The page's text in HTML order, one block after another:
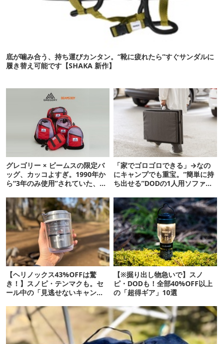
底が噛み合う、持ち運びカンタン。“靴に疲れたら”すぐサンダルに
履き替え可能です【SHAKA 新作】
グレゴリー × ビームスの限定バ
ッグ、カッコよすぎ。1990年か
ら“3年のみ使用”されていた、紫
「家でゴロゴロできる」→なの
にキャンプでも重宝。“簡単に持
ち出せる”DODの1人用ソファが
【ヘリノックス43%OFFは驚
き！】スノピ・テンマクも。セ
ール中の「見逃せないキャンプ
【※掘り出し物急いで】スノ
ピ・DODも！全部40%OFF以上
の「超得ギア」10選